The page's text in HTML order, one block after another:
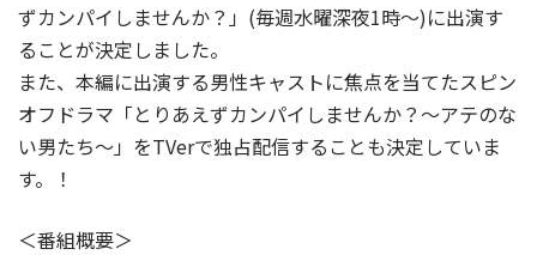
ずカンパイしませんか？」(毎週水曜深夜1時～)に出演す
ることが決定しました。
また、本編に出演する男性キャストに焦点を当てたスピン
オフドラマ「とりあえずカンパイしませんか？～アテのな
い男たち～」をTVerで独占配信することも決定していま
す。！
＜番組概要＞